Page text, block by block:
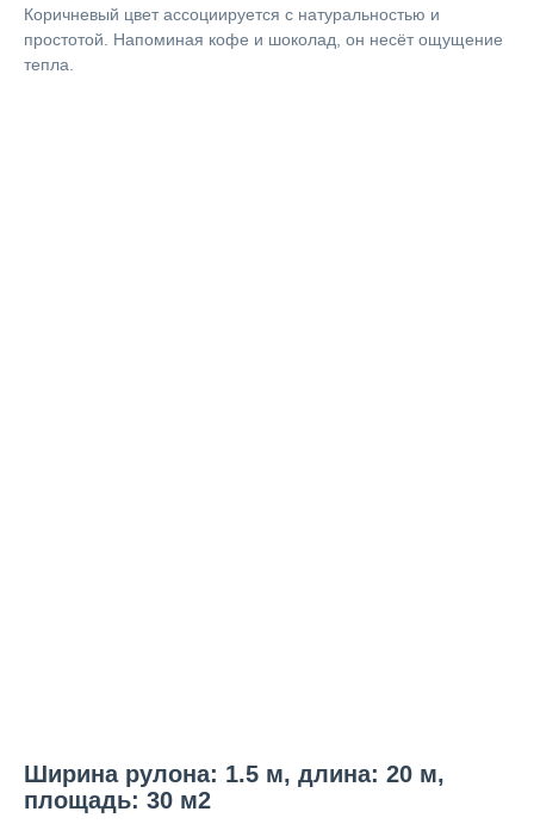
Коричневый цвет ассоциируется с натуральностью и
простотой. Напоминая кофе и шоколад, он несёт ощущение
тепла.
Ширина рулона: 1.5 м, длина: 20 м,
площадь: 30 м2